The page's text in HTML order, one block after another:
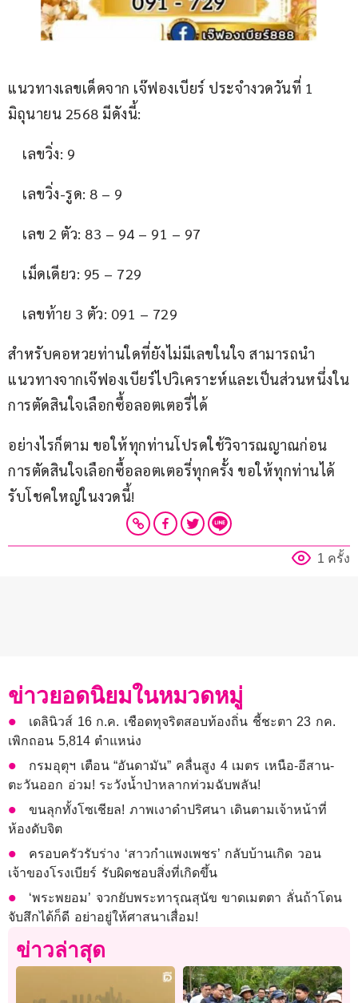
แนวทางเลขเด็ดจาก เจ๊ฟองเบียร์ ประจำงวดวันที่ 1
มิถุนายน 2568 มีดังนี้:
เลขวิ่ง: 9
เลขวิ่ง-รูด: 8 – 9
เลข 2 ตัว: 83 – 94 – 91 – 97
เม็ดเดียว: 95 – 729
เลขท้าย 3 ตัว: 091 – 729
สำหรับคอหวยท่านใดที่ยังไม่มีเลขในใจ สามารถนำ
แนวทางจากเจ๊ฟองเบียร์ไปวิเคราะห์และเป็นส่วนหนึ่งใน
การตัดสินใจเลือกซื้อลอตเตอรี่ได้
อย่างไรก็ตาม ขอให้ทุกท่านโปรดใช้วิจารณญาณก่อน
การตัดสินใจเลือกซื้อลอตเตอรี่ทุกครั้ง ขอให้ทุกท่านได้
รับโชคใหญ่ในงวดนี้!
1 ครั้ง
ข่าวยอดนิยมในหมวดหมู่
เดลินิวส์ 16 ก.ค. เชือดทุจริตสอบท้องถิ่น ชี้ชะตา 23 กค.
เพิกถอน 5,814 ตำแหน่ง
กรมอุตุฯ เตือน “อันดามัน” คลื่นสูง 4 เมตร เหนือ-อีสาน-
ตะวันออก อ่วม! ระวังน้ำป่าหลากท่วมฉับพลัน!
ขนลุกทั้งโซเชียล! ภาพเงาดำปริศนา เดินตามเจ้าหน้าที่
ห้องดับจิต
ครอบครัวรับร่าง ‘สาวกำแพงเพชร’ กลับบ้านเกิด วอน
เจ้าของโรงเบียร์ รับผิดชอบสิ่งที่เกิดขึ้น
‘พระพยอม’ จวกยับพระทารุณสุนัข ขาดเมตตา ลั่นถ้าโดน
จับสึกได้ก็ดี อย่าอยู่ให้ศาสนาเสื่อม!
ข่าวล่าสุด